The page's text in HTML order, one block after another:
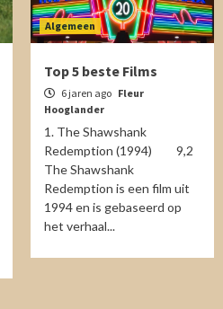
Algemeen
Top 5 beste Films
6 jaren ago Fleur
Hooglander
1. The Shawshank
Redemption (1994) 9,2
The Shawshank
Redemption is een film uit
1994 en is gebaseerd op
het verhaal...